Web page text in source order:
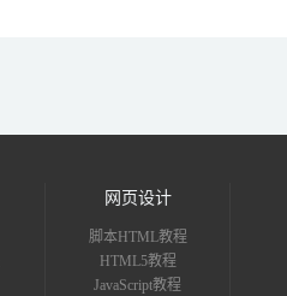
网页设计
脚本HTML教程
HTML5教程
JavaScript教程